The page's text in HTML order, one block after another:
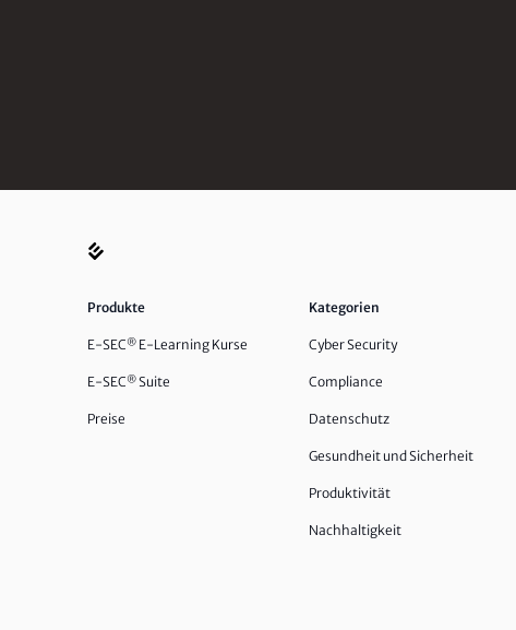
Produkte
E-SEC® E-Learning Kurse
E-SEC®Suite
Preise
Kategorien
Cyber Security
Compliance
Datenschutz
Gesundheit und Sicherheit
Produktivität
Nachhaltigkeit